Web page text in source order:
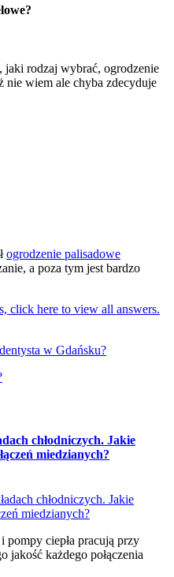
jaki rodzaj wybrać, ogrodzenie
nie wiem ale chyba zdecyduje
ogrodzenie palisadowe
a poza tym jest bardzo
click here to view all answers.
w Gdańsku?
chłodniczych. Jakie
miedzianych?
pompy ciepła pracują przy
jakość każdego połączenia